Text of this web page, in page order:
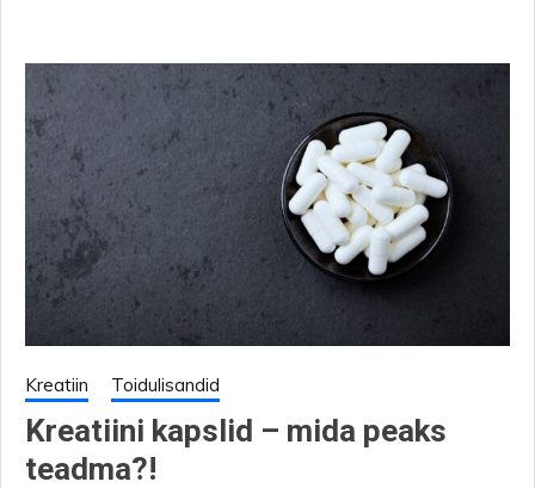
Kreatiin Toidulisandid
Kreatiini kapslid – mida peaks
teadma?!